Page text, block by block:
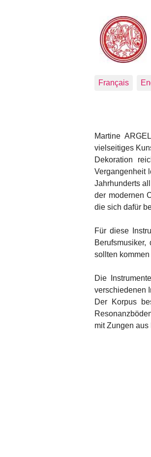
Français
Martine
vielseitiges
Dekoration
Vergangenheit
Jahrhunderts
der modernen
die sich dafür
Für diese
sollten
Die
verschiedenen
Der Korpus
mit Zungen